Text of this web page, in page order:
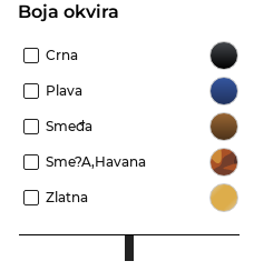
boja okvira
Crna
Plava
Smeđa
Sme?a,Havana
Zlatna